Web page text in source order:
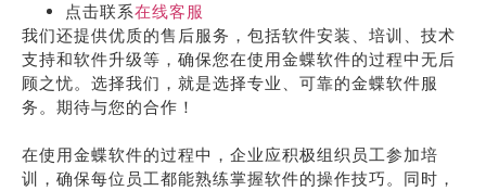
点击联系在线客服
我们还提供优质的售后服务，包括软件安装、培训、技术
支持和软件升级等，确保您在使用金蝶软件的过程中无后
顾之忧。选择我们，就是选择专业、可靠的金蝶软件服
务。期待与您的合作！
在使用金蝶软件的过程中，企业应积极组织员工参加培
训，确保每位员工都能熟练掌握软件的操作技巧。同时，